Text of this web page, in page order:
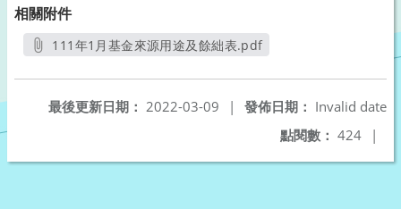
相關附件
111年1月基金來源用途及餘絀表.pdf
發佈日期： Invalid date
最後更新日期： 2022-03-09
|
點閱數： 424 |